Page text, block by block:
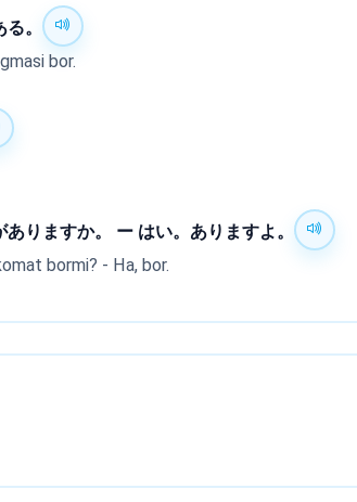
る。
bor.
ありますか。 ー はい。ありますよ。
bormi? - Ha, bor.